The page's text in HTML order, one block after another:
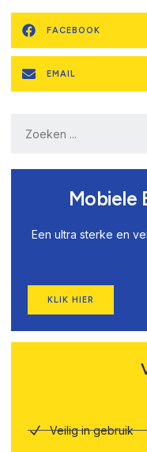
FACEBOOK
EMAIL
Mobiele
Een ultra sterke en
KLIK HIER
Veilig in gebruik